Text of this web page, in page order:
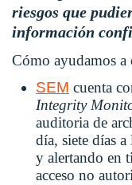
riesgos que
información
Cómo ayudamos
SEM cuenta
Integrity
auditoria de
día, siete días
y alertando en
acceso no